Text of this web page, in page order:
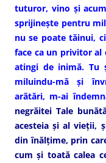
tuturor, vino şi
sprijineşte pentru
nu se poate tăinui,
face ca un privitor al
atingi de inimă. Tu
miluindu-mă şi
arătări, m-ai
negrăitei Tale
acesteia şi al vieţii,
din înălţime, prin
cum şi toată calea